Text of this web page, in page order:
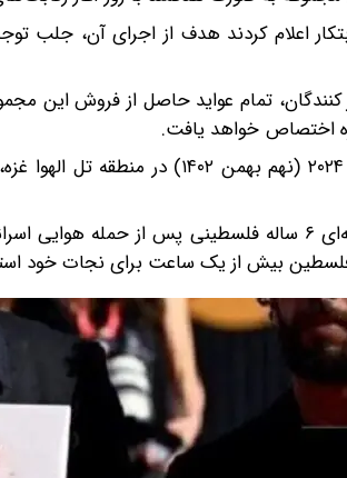
ابتکار اعلام کردند هدف از اجرای آن،
کنندگان، تمام عواید حاصل از فروش
اختصاص خواهد یافت.
هند رجب، دختر بچه‌ای ۶ ساله فلسطینی پس از
فلسطین بیش از یک ساعت برای نجات خود